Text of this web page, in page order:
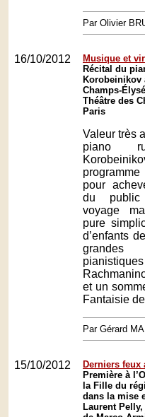
Par Olivier
16/10/2012
Musique et
Récital du
Korobeinikov
Champs-
Théâtre des
Paris
Valeur très
piano
pour
du
voyage
pure
d’enfants
grandes
et un
Fantaisie
Par Gérard
15/10/2012
Derniers feux
Première à
la Fille du
dans la mise
Laurent